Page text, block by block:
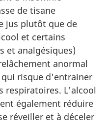
de tisane
jus plutôt que de
et certains
et analgésiques)
anormal
risque d'entrainer
respiratoires. L'alcool
également réduire
réveiller et à déceler